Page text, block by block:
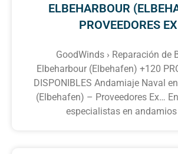
ELBEHARBOUR
PROVEEDORES
GoodWinds › Reparación de
Elbeharbour (Elbehafen) +120
DISPONIBLES Andamiaje Naval
(Elbehafen) – Proveedores Ex…
especialistas en